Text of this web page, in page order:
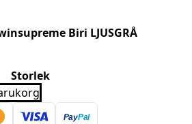
Biri LJUSGRÅ
Storlek
PayPal